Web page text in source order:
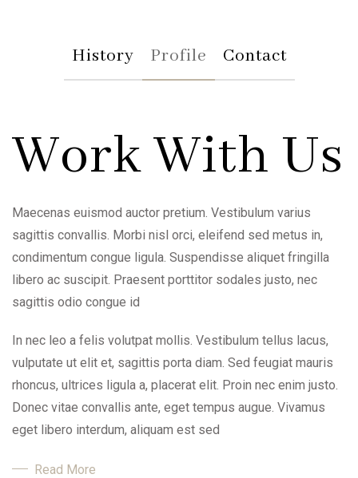
History Profile Contact
Work With Us
Maecenas euismod auctor pretium. Vestibulum varius
sagittis convallis. Morbi nisl orci, eleifend sed metus in,
condimentum congue ligula. Suspendisse aliquet fringilla
libero ac suscipit. Praesent porttitor sodales justo, nec
sagittis odio congue id
In nec leo a felis volutpat mollis. Vestibulum tellus lacus,
vulputate ut elit et, sagittis porta diam. Sed feugiat mauris
rhoncus, ultrices ligula a, placerat elit. Proin nec enim justo.
Donec vitae convallis ante, eget tempus augue. Vivamus
eget libero interdum, aliquam est sed
Read More